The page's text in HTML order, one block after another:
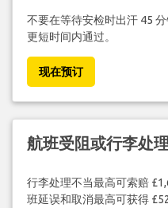
不要在等待安检时出汗 45
更短时间内通过。
现在预订
航班受阻或行李处
行李处理不当最高可索赔
班延误和取消最高可获得